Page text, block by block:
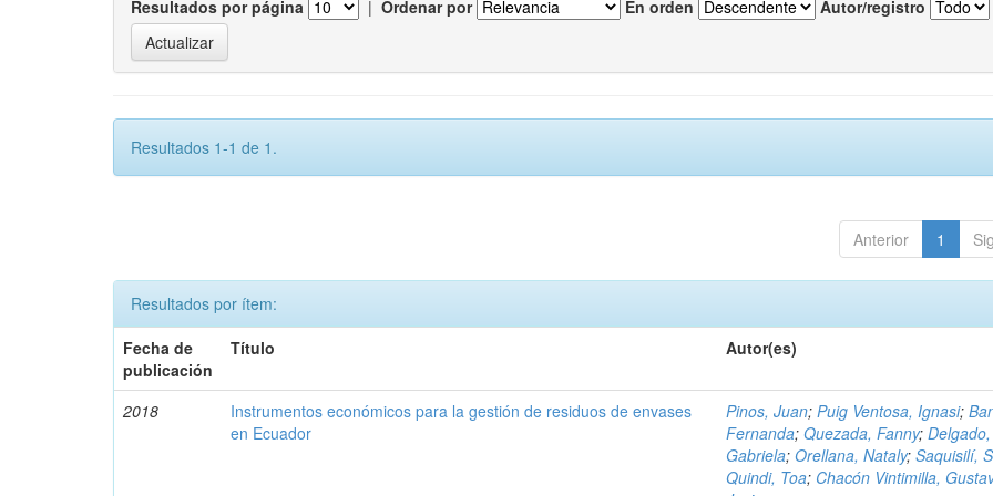
Resultados por página | Ordenar por En orden Autor/registro
Resultados 1-1 de 1.
Anterior 1
Resultados por ítem:
Fecha de
publicación
Título Autor(es)
2018
Instrumentos económicos para la gestión de residuos de envases
en Ecuador
Pinos, Juan;Puig Ventosa, Ignasi;
Fernanda;Quezada, Fanny;Delgado,
Gabriela;Orellana, Nataly;Saquisilí,
Quindi, Toa; Chacón Vintimilla,